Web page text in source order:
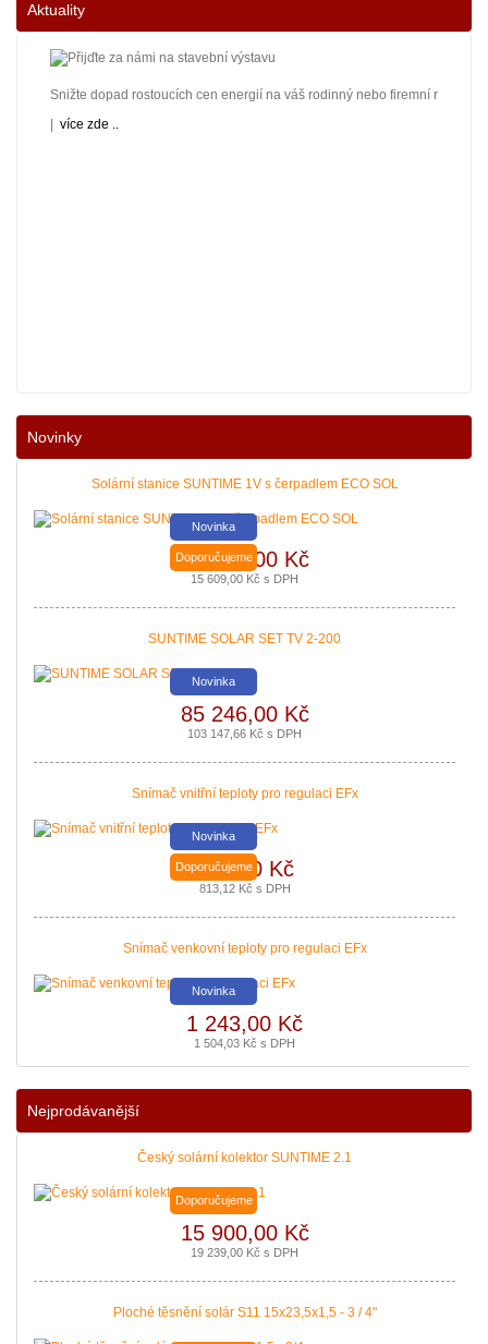
Aktuality
Snižte dopad rostoucích cen energií na váš rodinný nebo firemní
více zde ..
Nové podmínky dotací na nové solární systémy, tepelná čerpadla a
Nová zelená úsporám a Kotlíkové dotace snadno s PROPULS SOLAR.
|více zde ..
|více zde ..
Novinky
Solární stanice SUNTIME 1V s čerpadlem ECO SOL
Novinka
Doporučujeme
12 900,00 Kč
15 609,00 Kč s DPH
SUNTIME SOLAR SET TV 2-200
Novinka
85 246,00 Kč
103 147,66 Kč s DPH
Snímač vnitřní teploty pro regulaci EFx
Novinka
Doporučujeme
672,00 Kč
813,12 Kč s DPH
Snímač venkovní teploty pro regulaci EFx
Novinka
1 243,00 Kč
1 504,03 Kč s DPH
Nejprodávanější
Český solární kolektor SUNTIME 2.1
Doporučujeme
15 900,00 Kč
19 239,00 Kč s DPH
Ploché těsnění solár S11 15x23,5x1,5 - 3 / 4"